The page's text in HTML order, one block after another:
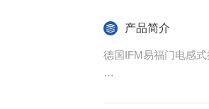
产品简介
德国IFM易福门电感式